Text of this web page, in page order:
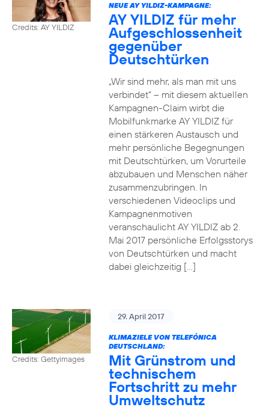
Credits: AY YILDIZ
NEUE AY YILDIZ-KAMPAGNE:
AY YILDIZ für mehr
Aufgeschlossenheit
gegenüber
Deutschtürken
„Wir sind mehr, als man mit uns
verbindet“ – mit diesem aktuellen
Kampagnen-Claim wirbt die
Mobilfunkmarke AY YILDIZ für
einen stärkeren Austausch und
mehr persönliche Begegnungen
mit Deutschtürken, um Vorurteile
abzubauen und Menschen näher
zusammenzubringen. In
verschiedenen Videoclips und
Kampagnenmotiven
veranschaulicht AY YILDIZ ab 2.
Mai 2017 persönliche Erfolgsstorys
von Deutschtürken und macht
dabei gleichzeitig […]
Credits: Gettyimages
29. April 2017
KLIMAZIELE VON TELEFÓNICA
DEUTSCHLAND:
Mit Grünstrom und
technischem
Fortschritt zu mehr
Umweltschutz